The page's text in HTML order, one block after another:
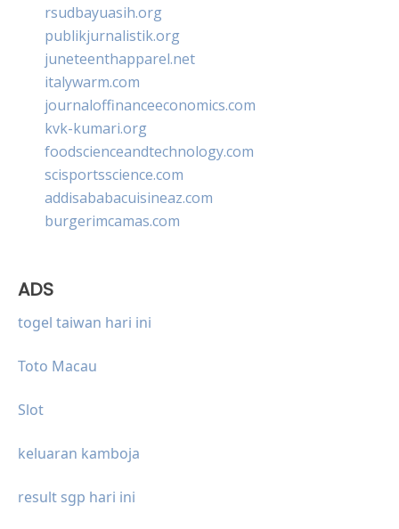
rsudbayuasih.org
publikjurnalistik.org
juneteenthapparel.net
italywarm.com
journaloffinanceeconomics.com
kvk-kumari.org
foodscienceandtechnology.com
scisportsscience.com
addisababacuisineaz.com
burgerimcamas.com
ADS
togel taiwan hari ini
Toto Macau
Slot
keluaran kamboja
result sgp hari ini